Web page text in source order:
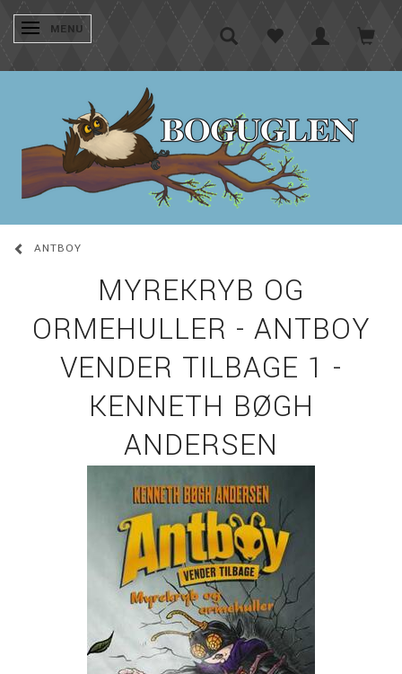
SKIFTE NAVIGATION
MENU
ANTBOY
MYREKRYB OG
ORMEHULLER - ANTBOY
VENDER TILBAGE 1 -
KENNETH BØGH
ANDERSEN